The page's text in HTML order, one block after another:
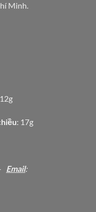
Minh.
: 17g
Email: